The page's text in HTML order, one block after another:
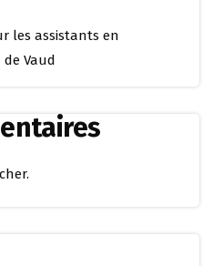
les assistants en
Vaud